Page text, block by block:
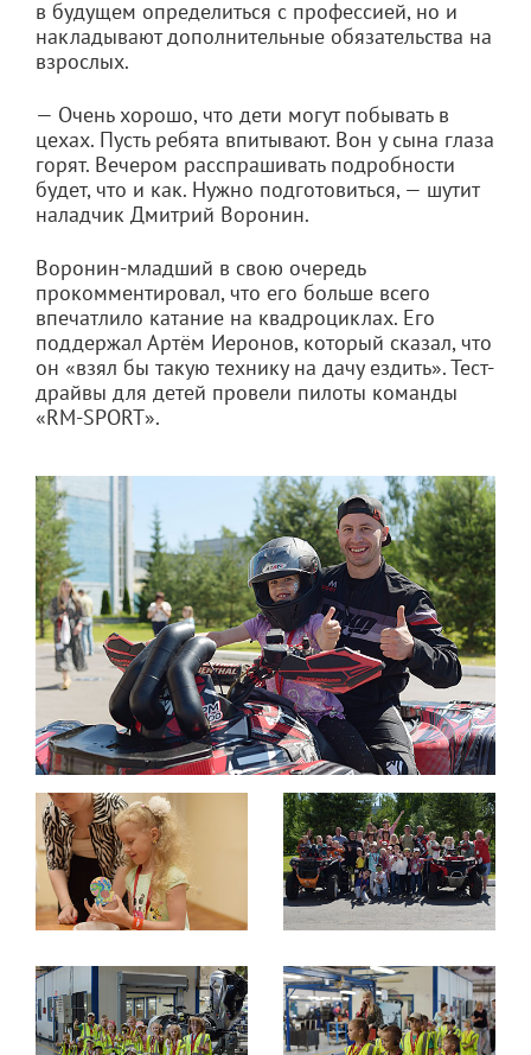
в будущем определиться с профессией, но и
накладывают дополнительные обязательства на
взрослых.
— Очень хорошо, что дети могут побывать в
цехах. Пусть ребята впитывают. Вон у сына глаза
горят. Вечером расспрашивать подробности
будет, что и как. Нужно подготовиться, — шутит
наладчик Дмитрий Воронин.
Воронин-младший в свою очередь
прокомментировал, что его больше всего
впечатлило катание на квадроциклах. Его
поддержал Артём Иеронов, который сказал, что
он «взял бы такую технику на дачу ездить». Тест-
драйвы для детей провели пилоты команды
«RM-SPORT».